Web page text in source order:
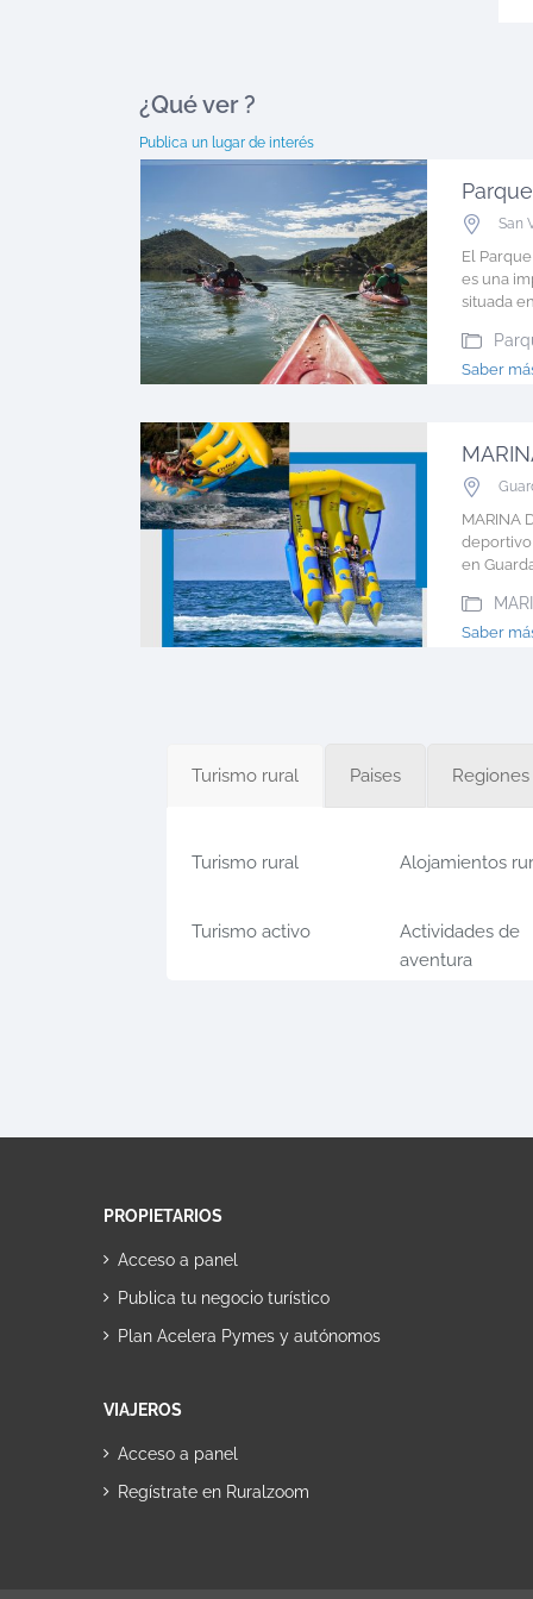
¿Qué ver ?
Publica un lugar de interés
San
El
es una
situada
Saber
MARINA
deportivo
en
Saber
Turismo rural Paises Regiones
Turismo rural Alojamientos
Turismo activo
Actividades de
aventura
PROPIETARIOS
Acceso a panel
Publica tu negocio turístico
Plan Acelera Pymes y autónomos
VIAJEROS
Acceso a panel
Regístrate en Ruralzoom